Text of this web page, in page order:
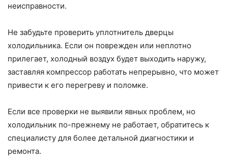
неисправности.
Не забудьте проверить уплотнитель дверцы
холодильника. Если он поврежден или неплотно
прилегает, холодный воздух будет выходить наружу,
заставляя компрессор работать непрерывно, что может
привести к его перегреву и поломке.
Если все проверки не выявили явных проблем, но
холодильник по-прежнему не работает, обратитесь к
специалисту для более детальной диагностики и
ремонта.